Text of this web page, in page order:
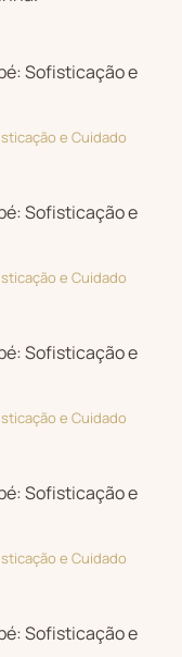
e Cuidado
e Cuidado
e Cuidado
e Cuidado